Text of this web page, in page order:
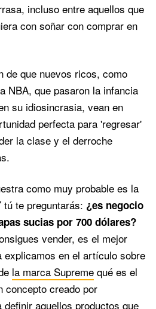
incluso entre aquellos que
con soñar con comprar en
de que nuevos ricos, como
NBA, que pasaron la infancia
su idiosincrasia, vean en
perfecta para 'regresar'
la clase y el derroche
como muy probable es la
tú te preguntarás: ¿es negocio
sucias por 700 dólares?
vender, es el mejor
explicamos en el artículo sobre
la marca Supremequé es el
concepto creado por
aquellos productos que